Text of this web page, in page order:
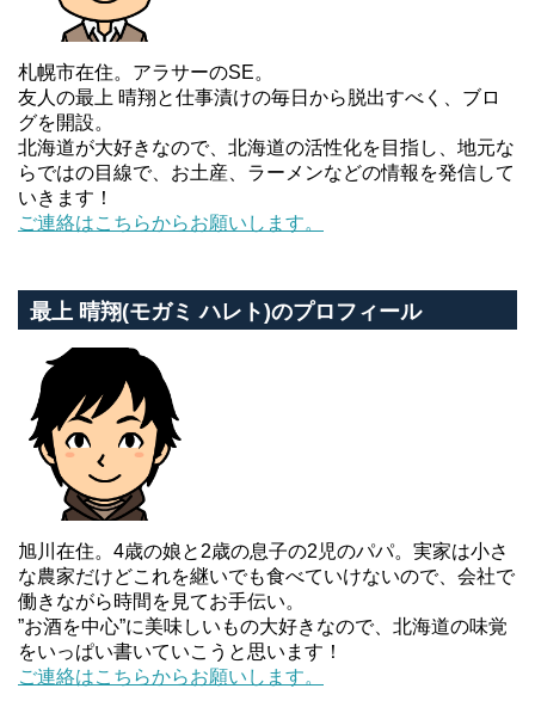
札幌市在住。アラサーのSE。
友人の最上 晴翔と仕事漬けの毎日から脱出すべく、ブロ
グを開設。
北海道が大好きなので、北海道の活性化を目指し、地元な
らではの目線で、お土産、ラーメンなどの情報を発信して
いきます！
ご連絡はこちらからお願いします。
最上 晴翔(モガミ ハレト)のプロフィール
旭川在住。4歳の娘と2歳の息子の2児のパパ。実家は小さ
な農家だけどこれを継いでも食べていけないので、会社で
働きながら時間を見てお手伝い。
”お酒を中心”に美味しいもの大好きなので、北海道の味覚
をいっぱい書いていこうと思います！
ご連絡はこちらからお願いします。